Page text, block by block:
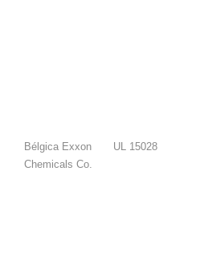
Bélgica Exxon
Chemicals Co.
UL 15028